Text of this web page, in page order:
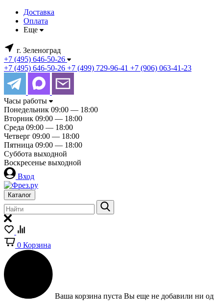
Доставка
Оплата
Еще
г. Зеленоград
+7 (495) 646-50-26
+7 (495) 646-50-26 +7 (499) 729-96-41 +7 (906) 063-41-23
Часы работы
Понедельник 09:00 — 18:00
Вторник 09:00 — 18:00
Среда 09:00 — 18:00
Четверг 09:00 — 18:00
Пятница 09:00 — 18:00
Суббота выходной
Воскресенье выходной
Вход
Каталог
0 Корзина
Ваша корзина пуста Вы еще не добавили ни